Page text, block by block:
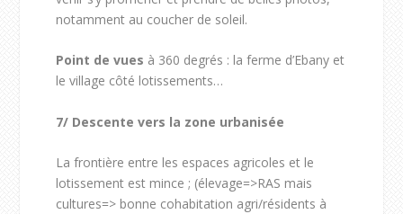
notamment au coucher de soleil.
Point de vues à 360 degrés : la ferme d’Ebany et
le village côté lotissements…
7/ Descente vers la zone urbanisée
La frontière entre les espaces agricoles et le
lotissement est mince ; (élevage=>RAS mais
cultures=> bonne cohabitation agri/résidents à